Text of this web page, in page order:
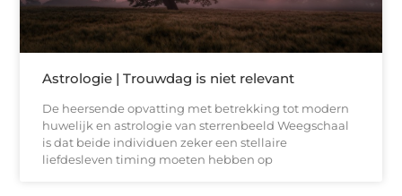
Astrologie | Trouwdag is niet relevant
De heersende opvatting met betrekking tot modern
huwelijk en astrologie van sterrenbeeld Weegschaal
is dat beide individuen zeker een stellaire
liefdesleven timing moeten hebben op